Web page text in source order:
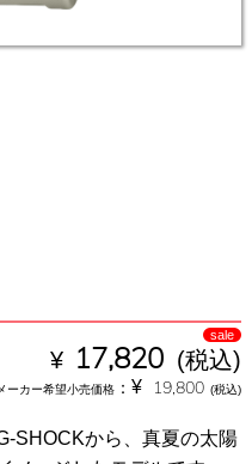
sale
¥ 17,820 (税込)
ーカー希望小売価格 ：¥ 19,800 (税込)
SHOCKから、真夏の太陽